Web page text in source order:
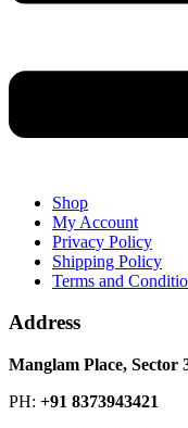
Shop
My Account
Privacy Policy
Shipping Policy
Terms and
Address
Manglam Place,
PH: +91 8373943421